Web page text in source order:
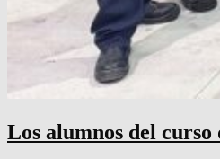
Los alumnos del